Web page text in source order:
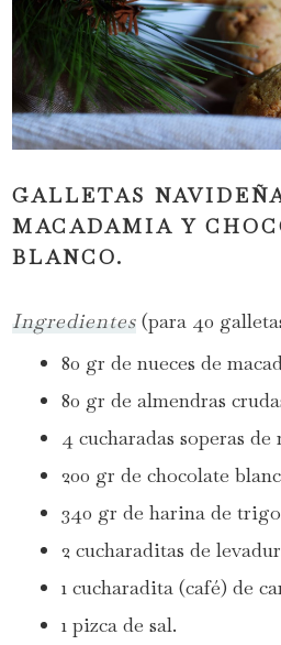
GALLETAS
MACADAMIA Y
BLANCO.
Ingredientes (para 40
80 gr de nueces de
80 gr de almendras
4 cucharadas soperas de
200 gr de chocolate
340 gr de harina de
2 cucharaditas de
1 cucharadita (café) de
1 pizca de sal.